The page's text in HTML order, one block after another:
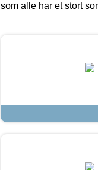
som alle har et stort